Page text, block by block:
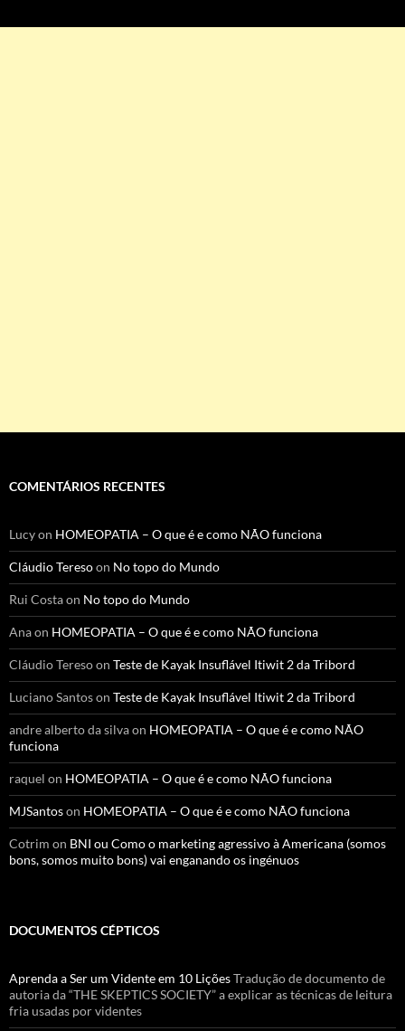
COMENTÁRIOS RECENTES
Lucyon HOMEOPATIA – O que é e como NÃO funciona
Cláudio Teresoon No topo do Mundo
Rui Costaon No topo do Mundo
Anaon HOMEOPATIA – O que é e como NÃO funciona
Cláudio Teresoon Teste de Kayak Insuflável Itiwit 2 da Tribord
Luciano Santoson Teste de Kayak Insuflável Itiwit 2 da Tribord
andre alberto da silvaon HOMEOPATIA – O que é e como NÃO
funciona
raquel on HOMEOPATIA – O que é e como NÃO funciona
MJSantoson HOMEOPATIA – O que é e como NÃO funciona
Cotrim on BNI ou Como o marketing agressivo à Americana (somos
bons, somos muito bons) vai enganando os ingénuos
DOCUMENTOS CÉPTICOS
Aprenda a Ser um Vidente em 10 LiçõesTradução de documento de
autoria da “THE SKEPTICS SOCIETY” a explicar as técnicas de leitura
fria usadas por videntes